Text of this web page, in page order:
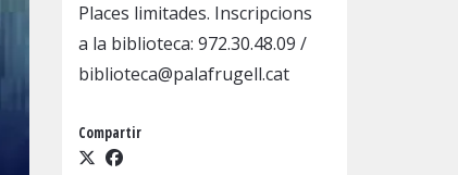
Places limitades. Inscripcions
a la biblioteca: 972.30.48.09 /
biblioteca@palafrugell.cat
Compartir